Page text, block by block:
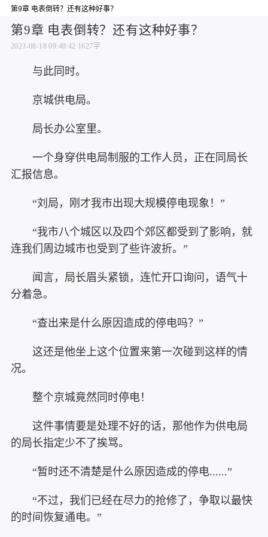
第9章 电表倒转？还有这种好事？
第9章 电表倒转？还有这种好事？
2023-08-18 09:49:42 1627字
与此同时。
京城供电局。
局长办公室里。
一个身穿供电局制服的工作人员，正在同局长
汇报信息。
“刘局，刚才我市出现大规模停电现象！”
“我市八个城区以及四个郊区都受到了影响，就
连我们周边城市也受到了些许波折。”
闻言，局长眉头紧锁，连忙开口询问，语气十
分着急。
“查出来是什么原因造成的停电吗？”
这还是他坐上这个位置来第一次碰到这样的情
况。
整个京城竟然同时停电！
这件事情要是处理不好的话，那他作为供电局
的局长指定少不了挨骂。
“暂时还不清楚是什么原因造成的停电......”
“不过，我们已经在尽力的抢修了，争取以最快
的时间恢复通电。”